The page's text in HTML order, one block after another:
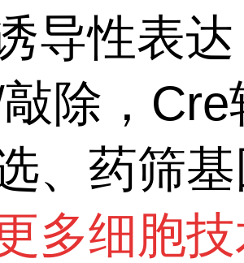
导性表达
除，Cre
、药筛
多细胞